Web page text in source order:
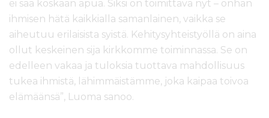
ei saa koskaan apua. Siksi on toimittava nyt – onhan
ihmisen hätä kaikkialla samanlainen, vaikka se
aiheutuu erilaisista syistä. Kehitysyhteistyöllä on aina
ollut keskeinen sija kirkkomme toiminnassa. Se on
edelleen vakaa ja tuloksia tuottava mahdollisuus
tukea ihmistä, lähimmäistämme, joka kaipaa toivoa
elämäänsä”, Luoma sanoo.